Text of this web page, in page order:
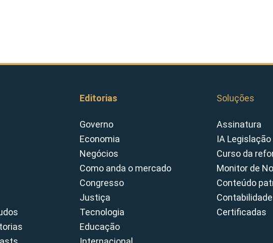
Editorias
Governo
Economia
Negócios
Como anda o mercado
Congresso
Justiça
Tecnologia
Educação
Soluções
Assinatura
IA Legislação
Curso da
Monitor de
Conteúdo
Certificadas